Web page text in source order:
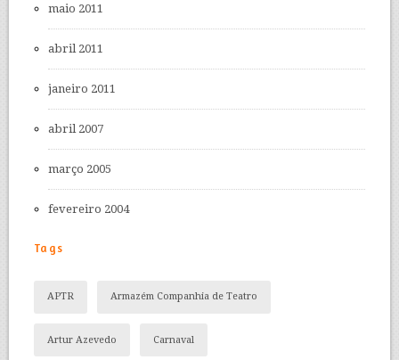
maio 2011
abril 2011
janeiro 2011
abril 2007
março 2005
fevereiro 2004
Tags
APTR Armazém Companhia de Teatro
Artur Azevedo Carnaval